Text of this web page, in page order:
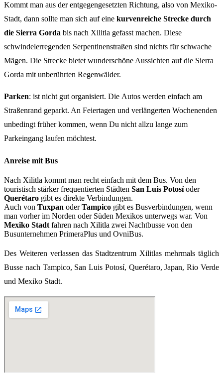
Kommt man aus der entgegengesetzten Richtung, also von Mexiko-
Stadt, dann sollte man sich auf eine kurvenreiche Strecke durch
die Sierra Gorda bis nach Xilitla gefasst machen. Diese
schwindelerregenden Serpentinenstraßen sind nichts für schwache
Mägen. Die Strecke bietet wunderschöne Aussichten auf die Sierra
Gorda mit unberührten Regenwälder.
Parken: ist nicht gut organisiert. Die Autos werden einfach am
Straßenrand geparkt. An Feiertagen und verlängerten Wochenenden
unbedingt früher kommen, wenn Du nicht allzu lange zum
Parkeingang laufen möchtest.
Anreise mit Bus
Nach Xilitla kommt man recht einfach mit dem Bus. Von den
touristisch stärker frequentierten Städten San Luis Potosíoder
Querétaro gibt es direkte Verbindungen.
Auch von Tuxpan oderTampico gibt es Busverbindungen, wenn
man vorher im Norden oder Süden Mexikos unterwegs war. Von
Mexiko Stadt fahren nach Xilitla zwei Nachtbusse von den
Busunternehmen PrimeraPlus und OvniBus.
Des Weiteren verlassen das Stadtzentrum Xilitlas mehrmals täglich
Busse nach Tampico, San Luis Potosí, Querétaro, Japan, Rio Verde
und Mexiko Stadt.